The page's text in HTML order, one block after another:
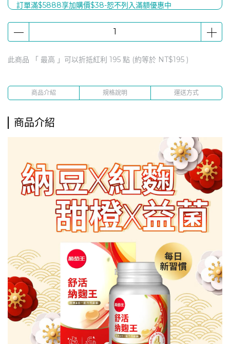
訂單滿$5888享加購價$38-恕不列入滿額優惠中
滿$8888贈【富士電通石墨稀熱感喚眼按摩儀 x 1個】
滿額$1999贈康普茶2瓶(口味隨機)
此商品 「 最高 」可以折抵紅利 195 點 (約等於 NT$195 )
商品介紹 規格說明 運送方式
商品介紹